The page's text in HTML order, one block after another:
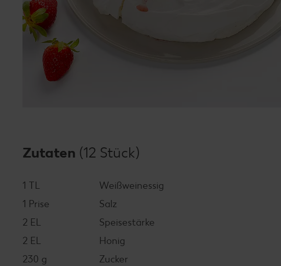
Zutaten (12 Stück)
1 TL
Weißweinessig
1 Prise
Salz
2 EL
Speisestärke
2 EL
Honig
230 g
Zucker